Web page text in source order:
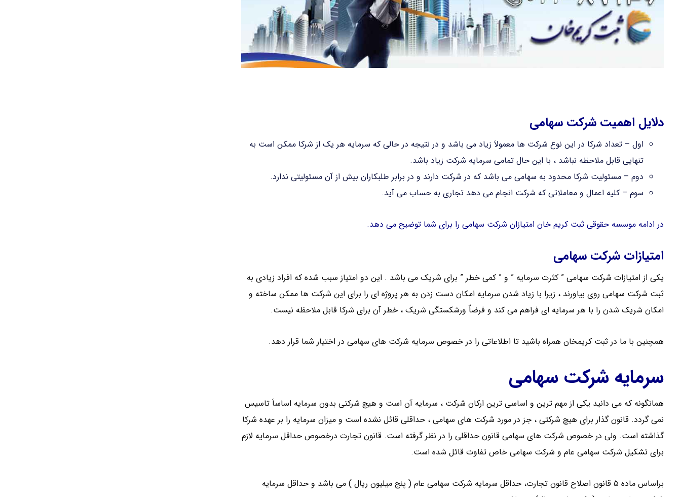
دلایل اهمیت شرکت سهامی
اول – تعداد شرکا در این نوع شرکت ها معمولاَ زیاد می باشد و در نتیجه در حالی که سرمایه هر یک از شرکا ممکن است به
تنهایی قابل ملاحظه نباشد ، با این حال تمامی سرمایه شرکت زیاد باشد.
دوم – مسئولیت شرکا محدود به سهامی می باشد که در شرکت دارند و در برابر طلبکاران بیش از آن مسئولیتی ندارد.
سوم – کلیه اعمال و معاملاتی که شرکت انجام می دهد تجاری به حساب می آید.
در ادامه موسسه حقوقی ثبت کریم خان امتیازان شرکت سهامی را برای شما توضیح می دهد.
امتیازات شرکت سهامی
یکی از امتیازات شرکت سهامی ” کثرت سرمایه ” و ” کمی خطر ” برای شریک می باشد . این دو امتیاز سبب شده که افراد زیادی به
ثبت شرکت سهامی روی بیاورند ، زیرا با زیاد شدن سرمایه امکان دست زدن به هر پروژه ای را برای این شرکت ها ممکن ساخته و
امکان شریک شدن را با هر سرمایه ای فراهم می کند و فرضاٌ ورشکستگی شریک ، خطر آن برای شرکا قابل ملاحظه نیست.
همچنین با ما در ثبت کریمخان همراه باشید تا اطلاعاتی را در خصوص سرمایه شرکت های سهامی در اختیار شما قرار دهد.
سرمایه شرکت سهامی
همانگونه که می دانید یکی از مهم ترین و اساسی ترین ارکان شرکت ، سرمایه آن است و هیچ شرکتی بدون سرمایه اساساَ تاسیس
نمی گردد. قانون گذار برای هیچ شرکتی ، جز در مورد شرکت های سهامی ، حداقلی قائل نشده است و میزان سرمایه را بر عهده شرکا
گذاشته است. ولی در خصوص شرکت های سهامی قانون حداقلی را در نظر گرفته است. قانون تجارت درخصوص حداقل سرمایه لازم
برای تشکیل شرکت سهامی عام و شرکت سهامی خاص تفاوت قائل شده است.
براساس ماده ۵ قانون اصلاح قانون تجارت، حداقل سرمایه شرکت سهامی عام ( پنج میلیون ریال ) می باشد و حداقل سرمایه